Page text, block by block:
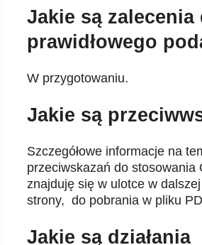
Jakie są zalecenia
prawidłowego
W przygotowaniu.
Jakie są
Szczegółowe informacje na
przeciwskazań do stosowania
znajduję się w ulotce w
strony, do pobrania w pliku
Jakie są działania